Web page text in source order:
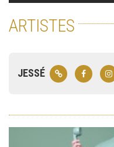
ARTISTES
JESSÉ